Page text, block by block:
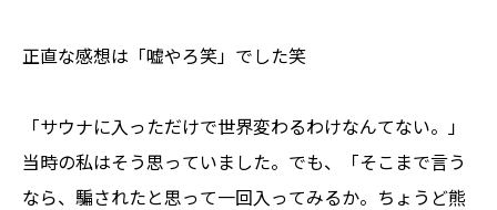
正直な感想は「嘘やろ笑」でした笑
「サウナに入っただけで世界変わるわけなんてない。」
当時の私はそう思っていました。でも、「そこまで言う
なら、騙されたと思って一回入ってみるか。ちょうど熊